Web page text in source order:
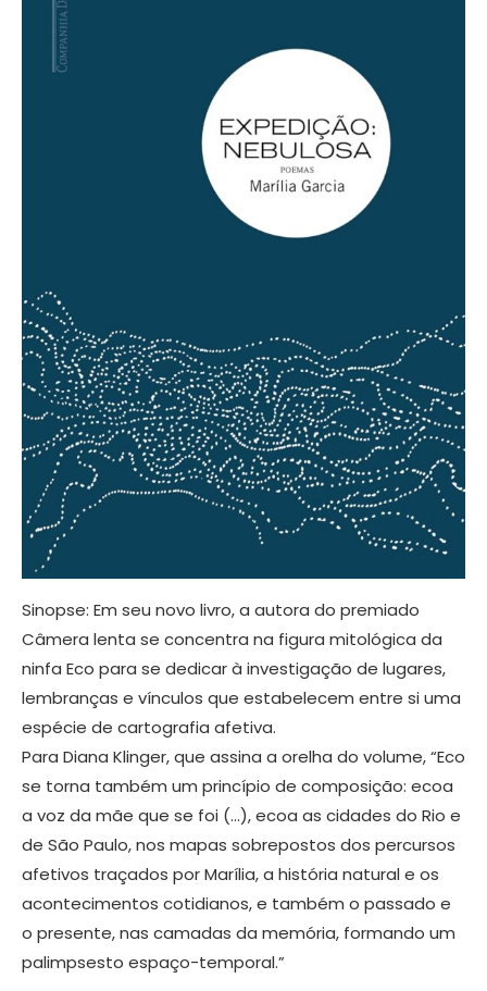
Sinopse: Em seu novo livro, a autora do premiado
Câmera lenta se concentra na figura mitológica da
ninfa Eco para se dedicar à investigação de lugares,
lembranças e vínculos que estabelecem entre si uma
espécie de cartografia afetiva.
Para Diana Klinger, que assina a orelha do volume, “Eco
se torna também um princípio de composição: ecoa
a voz da mãe que se foi (…), ecoa as cidades do Rio e
de São Paulo, nos mapas sobrepostos dos percursos
afetivos traçados por Marília, a história natural e os
acontecimentos cotidianos, e também o passado e
o presente, nas camadas da memória, formando um
palimpsesto espaço-temporal.”